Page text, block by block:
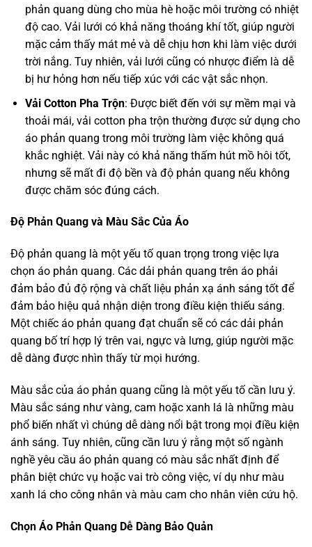
phản quang dùng cho mùa hè hoặc môi trường có nhiệt
độ cao. Vải lưới có khả năng thoáng khí tốt, giúp người
mặc cảm thấy mát mẻ và dễ chịu hơn khi làm việc dưới
trời nắng. Tuy nhiên, vải lưới cũng có nhược điểm là dễ
bị hư hỏng hơn nếu tiếp xúc với các vật sắc nhọn.
Vải Cotton Pha Trộn: Được biết đến với sự mềm mại và
thoải mái, vải cotton pha trộn thường được sử dụng cho
áo phản quang trong môi trường làm việc không quá
khắc nghiệt. Vải này có khả năng thấm hút mồ hôi tốt,
nhưng sẽ mất đi độ bền và độ phản quang nếu không
được chăm sóc đúng cách.
Độ Phản Quang và Màu Sắc Của Áo
Độ phản quang là một yếu tố quan trọng trong việc lựa
chọn áo phản quang. Các dải phản quang trên áo phải
đảm bảo đủ độ rộng và chất liệu phản xạ ánh sáng tốt để
đảm bảo hiệu quả nhận diện trong điều kiện thiếu sáng.
Một chiếc áo phản quang đạt chuẩn sẽ có các dải phản
quang bố trí hợp lý trên vai, ngực và lưng, giúp người mặc
dễ dàng được nhìn thấy từ mọi hướng.
Màu sắc của áo phản quang cũng là một yếu tố cần lưu ý.
Màu sắc sáng như vàng, cam hoặc xanh lá là những màu
phổ biến nhất vì chúng dễ dàng nổi bật trong mọi điều kiện
ánh sáng. Tuy nhiên, cũng cần lưu ý rằng một số ngành
nghề yêu cầu áo phản quang có màu sắc nhất định để
phân biệt chức vụ hoặc vai trò công việc, ví dụ như màu
xanh lá cho công nhân và màu cam cho nhân viên cứu hộ.
Chọn Áo Phản Quang Dễ Dàng Bảo Quản